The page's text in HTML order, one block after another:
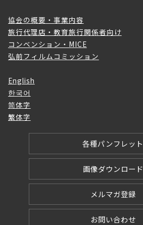
協会の概要・事業内容
旅行代理店・教育旅行関係者向け
コンベンション・MICE
弘前フィルムコミッション
English
한국어
简体字
繁体字
各種パンフレット
画像ダウンロード
メルマガ登録
お問い合わせ